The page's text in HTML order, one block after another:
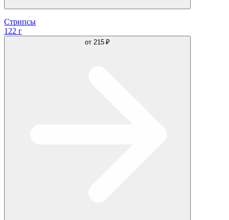
Стрипсы
122 г
от 215 ₽